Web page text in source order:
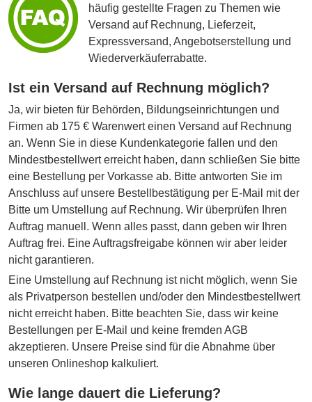
häufig gestellte Fragen zu Themen wie
Versand auf Rechnung, Lieferzeit,
Expressversand, Angebotserstellung und
Wiederverkäuferrabatte.
Ist ein Versand auf Rechnung möglich?
Ja, wir bieten für Behörden, Bildungseinrichtungen und
Firmen ab 175 € Warenwert einen Versand auf Rechnung
an. Wenn Sie in diese Kundenkategorie fallen und den
Mindestbestellwert erreicht haben, dann schließen Sie bitte
eine Bestellung per Vorkasse ab. Bitte antworten Sie im
Anschluss auf unsere Bestellbestätigung per E-Mail mit der
Bitte um Umstellung auf Rechnung. Wir überprüfen Ihren
Auftrag manuell. Wenn alles passt, dann geben wir Ihren
Auftrag frei. Eine Auftragsfreigabe können wir aber leider
nicht garantieren.
Eine Umstellung auf Rechnung ist nicht möglich, wenn Sie
als Privatperson bestellen und/oder den Mindestbestellwert
nicht erreicht haben. Bitte beachten Sie, dass wir keine
Bestellungen per E-Mail und keine fremden AGB
akzeptieren. Unsere Preise sind für die Abnahme über
unseren Onlineshop kalkuliert.
Wie lange dauert die Lieferung?